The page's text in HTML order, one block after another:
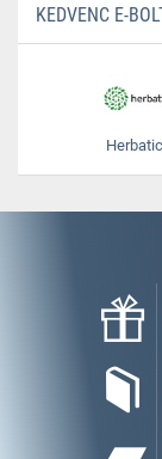
KEDVENC E-